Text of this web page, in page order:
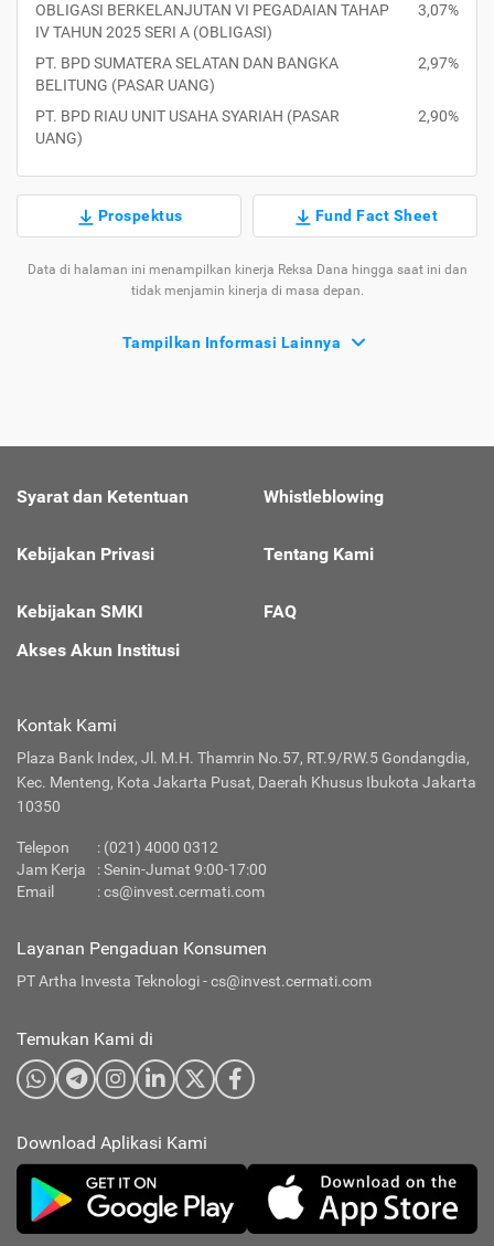
OBLIGASI BERKELANJUTAN VI PEGADAIAN TAHAP
IV TAHUN 2025 SERI A (OBLIGASI)
3,07%
PT. BPD SUMATERA SELATAN DAN BANGKA
BELITUNG (PASAR UANG)
2,97%
PT. BPD RIAU UNIT USAHA SYARIAH (PASAR
UANG)
2,90%
Prospektus Fund Fact Sheet
Data di halaman ini menampilkan kinerja Reksa Dana hingga saat ini dan
tidak menjamin kinerja di masa depan.
Tampilkan Informasi Lainnya
Syarat dan Ketentuan
Kebijakan Privasi
Kebijakan SMKI
Whistleblowing
Tentang Kami
FAQ
Akses Akun Institusi
Kontak Kami
Plaza Bank Index, Jl. M.H. Thamrin No.57, RT.9/RW.5 Gondangdia,
Kec. Menteng, Kota Jakarta Pusat, Daerah Khusus Ibukota Jakarta
10350
Telepon
: (021) 4000 0312
Jam Kerja
: Senin-Jumat 9:00-17:00
Email
:cs@invest.cermati.com
Layanan Pengaduan Konsumen
PT Artha Investa Teknologi -cs@invest.cermati.com
Temukan Kami di
Download Aplikasi Kami